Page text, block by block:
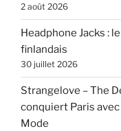
2 août 2026
Headphone Jacks :
finlandais
30 juillet 2026
Strangelove – The
conquiert Paris
Mode